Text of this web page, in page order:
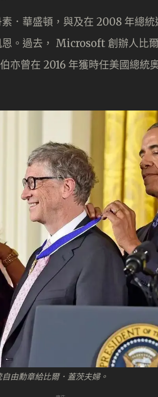
．華盛頓，與及在 2008 年總
。過去， Microsoft 創辦人比
亦曾在 2016 年獲時任美國總統
由勳章給比爾．蓋茨夫婦。